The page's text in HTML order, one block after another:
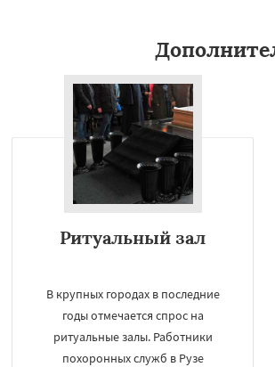
Ритуальный зал
В крупных городах в последние
годы отмечается спрос на
ритуальные залы. Работники
похоронных служб в Рузе